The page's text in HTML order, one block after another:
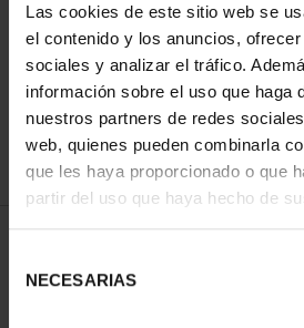
Las cookies de este sitio web se
el contenido y los anuncios,
sociales y analizar el tráfico.
información sobre el uso que haga
nuestros partners de redes
web, quienes pueden combinarla
que les haya proporcionado o que
partir del uso que haya hecho de
NECESARIAS
ORDENAR POR:
REFINAR